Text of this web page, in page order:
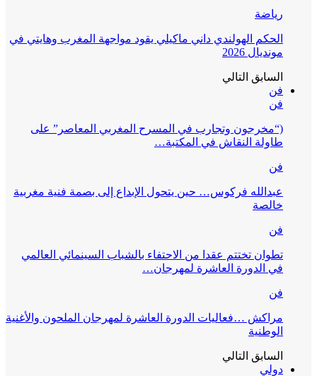
رياضة
الحكم الهولندي داني ماكيلي يقود مواجهة المغرب وهايتي في
مونديال 2026
السابق التالي
فن
فن
(“مخرجون وتجارب في المسرح المغربي المعاصر” على
طاولة النقاش في المكتبة…
فن
عبدالله فركوس… حين يتحول الإبداع إلى بصمة فنية مغربية
خالصة
فن
تطوان تختتم عقدا من الاحتفاء بالشباب السينمائي العالمي
في الدورة العاشرة لمهرجان…
فن
مراكش …فعاليات الدورة العاشرة لمهرجان الملحون والأغنية
الوطنية
السابق التالي
دولي